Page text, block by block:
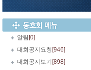
알림 [0]
대회공지요청 [946]
대회공지보기 [898]